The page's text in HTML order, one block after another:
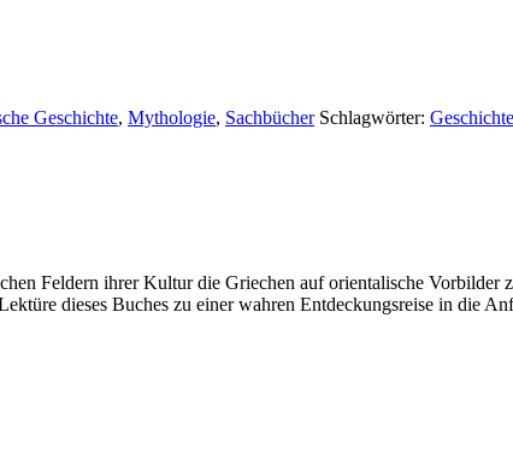
Geschichte, Mythologie, Sachbücher Schlagwörter: Geschichte
Feldern ihrer Kultur die Griechen auf orientalische
dieses Buches zu einer wahren Entdeckungsreise in die